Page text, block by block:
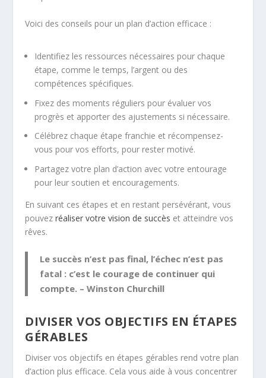
Voici des conseils pour un plan d’action efficace :
Identifiez les ressources nécessaires pour chaque
étape, comme le temps, l’argent ou des
compétences spécifiques.
Fixez des moments réguliers pour évaluer vos
progrès et apporter des ajustements si nécessaire.
Célébrez chaque étape franchie et récompensez-
vous pour vos efforts, pour rester motivé.
Partagez votre plan d’action avec votre entourage
pour leur soutien et encouragements.
En suivant ces étapes et en restant persévérant, vous
pouvezréaliser votre vision de succès et atteindre vos
rêves.
Le succès n’est pas final, l’échec n’est pas
fatal : c’est le courage de continuer qui
compte. – Winston Churchill
DIVISER VOS OBJECTIFS EN ÉTAPES
GÉRABLES
Diviser vos objectifs en étapes gérables rend votre plan
d’action plus efficace. Cela vous aide à vous concentrer